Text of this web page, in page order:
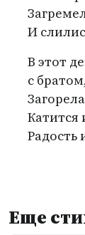
И
В этот
с
Катится
Радость
Еще